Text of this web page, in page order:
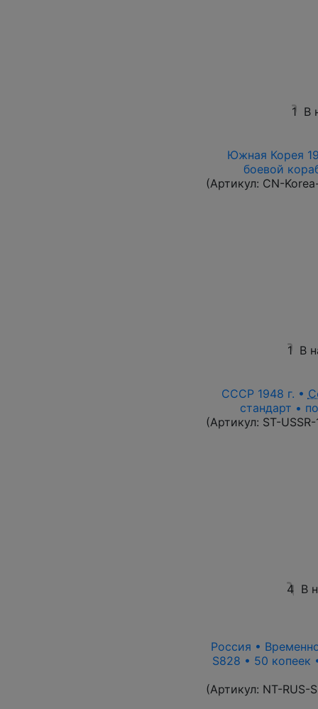
1 В
Южная Корея
боевой
(Артикул: CN-
1 В
СССР 1948 г. •
стандарт •
(Артикул: ST-
4 В
Россия •
S828 • 50 копеек
(Артикул: NT-RUS-